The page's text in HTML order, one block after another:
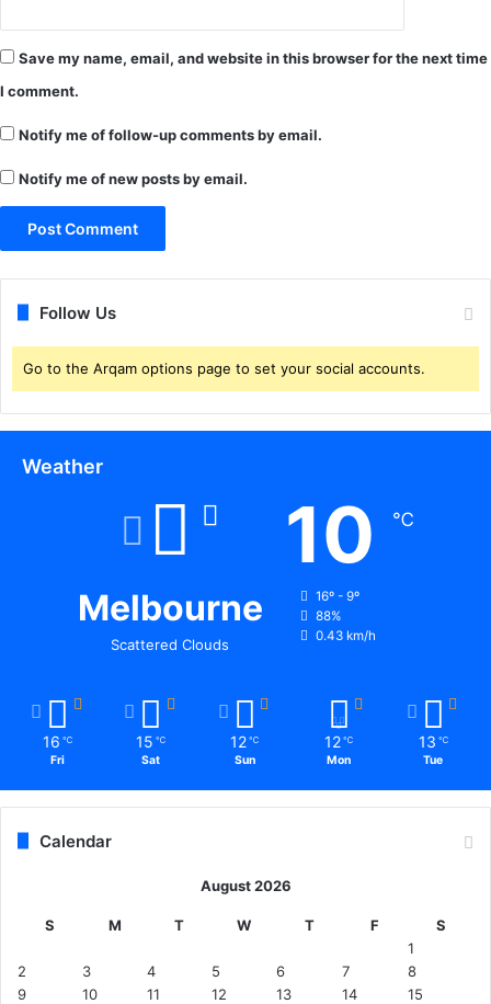
Save my name, email, and website in this browser for the next time
I comment.
Notify me of follow-up comments by email.
Notify me of new posts by email.
Follow Us
Go to the Arqam options page to set your social accounts.
Weather
Melbourne
Scattered Clouds
10 ℃
16º - 9º
88%
0.43 km/h
16 ℃
Fri
15 ℃
Sat
12 ℃
Sun
12 ℃
Mon
13 ℃
Tue
Calendar
August 2026
S M T W T F
S
1
2
3 4 5 6 7
8
9
10 11 12 13 14
15